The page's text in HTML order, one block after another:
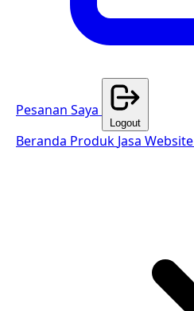
Pesanan Saya
Logout
Beranda Produk Jasa Website